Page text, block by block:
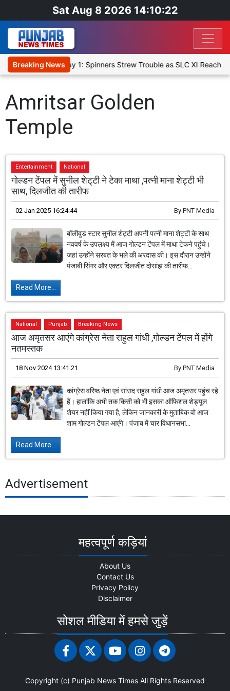
Sat Aug 8 2026 14:10:22
Breaking News
Up Match Day 1: Spinners Strew Trouble as SLC XI Reach
Amritsar Golden
Temple
Entertainment National
गोल्डन टेंपल में सुनील शेट्‌टी ने टेका माथा ,पत्नी माना शेट्टी भी
साथ, दिलजीत की तारीफ
02 Jan 2025 16:24:44 By PNT Media
बॉलीवुड स्टार सुनील शेट्टी अपनी पत्नी माना शेट्टी के साथ
नववर्ष के उपलक्ष्य में आज गोल्डन टेंपल में माथा टेकने पहुंचे।
जहां उन्होंने सरबत के भले की अरदास की। इस दौरान उन्होंने
पंजाबी सिंगर और एक्टर दिलजीत दोसांझ की तारीफ...
Read More...
National Punjab Breaking News
आज अमृतसर आएंगे कांग्रेस नेता राहुल गांधी ,गोल्डन टेंपल में होंगे
नतमस्तक
18 Nov 2024 13:41:21 By PNT Media
कांग्रेस वरिष्ठ नेता एवं सांसद राहुल गांधी आज अमृतसर पहुंच रहे
हैं। हालांकि अभी तक किसी को भी इसका ऑफिशल शेड्यूल
शेयर नहीं किया गया है, लेकिन जानकारी के मुताबिक वो आज
शाम गोल्डन टेंपल आएंगे। पंजाब में चार विधानसभा...
Read More...
Advertisement
महत्वपूर्ण कड़ियां
About Us
Contact Us
Privacy Policy
Disclaimer
सोशल मीडिया में हमसे जुड़ें
Copyright (c) Punjab News Times All Rights Reserved